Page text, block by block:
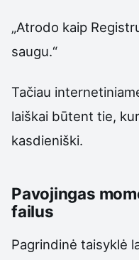
„Atrodo kaip
saugu.“
Tačiau
laiškai būtent tie,
kasdieniški.
Pavojingas
failus
Pagrindinė taisyklė